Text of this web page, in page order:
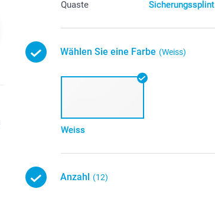
Quaste Sicherungssplint
Wählen Sie eine Farbe (Weiss)
Weiss
Anzahl (12)